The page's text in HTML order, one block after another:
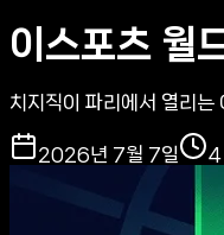
이스포츠 월
치지직이 파리에서 열리
2026년 7월 7일 4